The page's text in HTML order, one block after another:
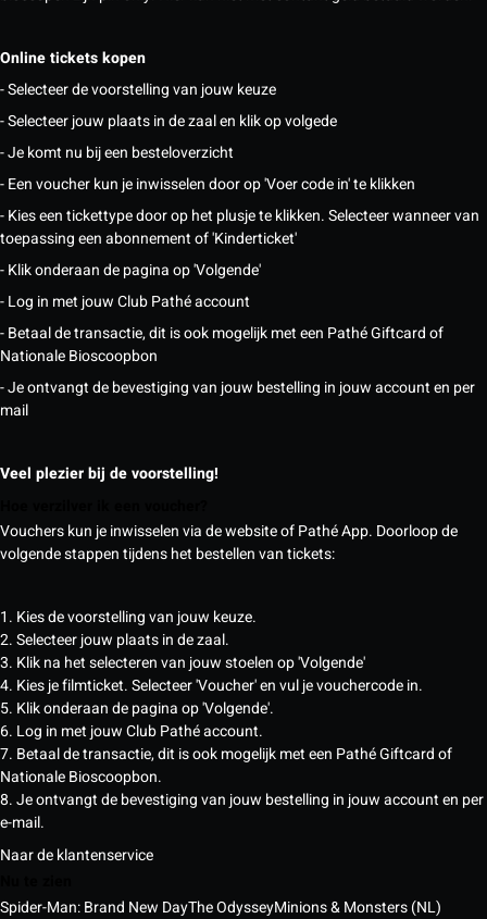
Online tickets kopen
- Selecteer de voorstelling van jouw keuze
- Selecteer jouw plaats in de zaal en klik op volgede
- Je komt nu bij een besteloverzicht
- Een voucher kun je inwisselen door op 'Voer code in' te klikken
- Kies een tickettype door op het plusje te klikken. Selecteer wanneer van
toepassing een abonnement of 'Kinderticket'
- Klik onderaan de pagina op 'Volgende'
- Log in met jouw Club Pathé account
- Betaal de transactie, dit is ook mogelijk met een Pathé Giftcard of
Nationale Bioscoopbon
- Je ontvangt de bevestiging van jouw bestelling in jouw account en per
mail
Veel plezier bij de voorstelling!
Vouchers kun je inwisselen via de website of Pathé App. Doorloop de
volgende stappen tijdens het bestellen van tickets:
1. Kies de voorstelling van jouw keuze.
2. Selecteer jouw plaats in de zaal.
3. Klik na het selecteren van jouw stoelen op 'Volgende'
4. Kies je filmticket. Selecteer 'Voucher' en vul je vouchercode in.
5. Klik onderaan de pagina op 'Volgende'.
6. Log in met jouw Club Pathé account.
7. Betaal de transactie, dit is ook mogelijk met een Pathé Giftcard of
Nationale Bioscoopbon.
8. Je ontvangt de bevestiging van jouw bestelling in jouw account en per
e-mail.
Naar de klantenservice
Spider-Man: Brand New DayThe OdysseyMinions & Monsters (NL)